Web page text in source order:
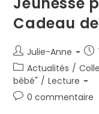
Cadeau
Julie-Anne
Actualités /
bébé" / Lecture
0 commentaire